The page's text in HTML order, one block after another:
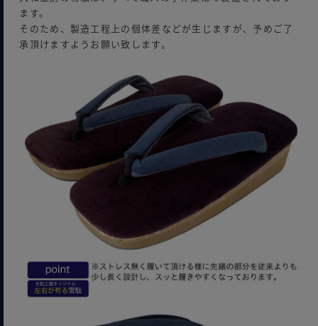
ます。
そのため、製造工程上の個体差などが生じますが、予めご了
承頂けますようお願い致します。